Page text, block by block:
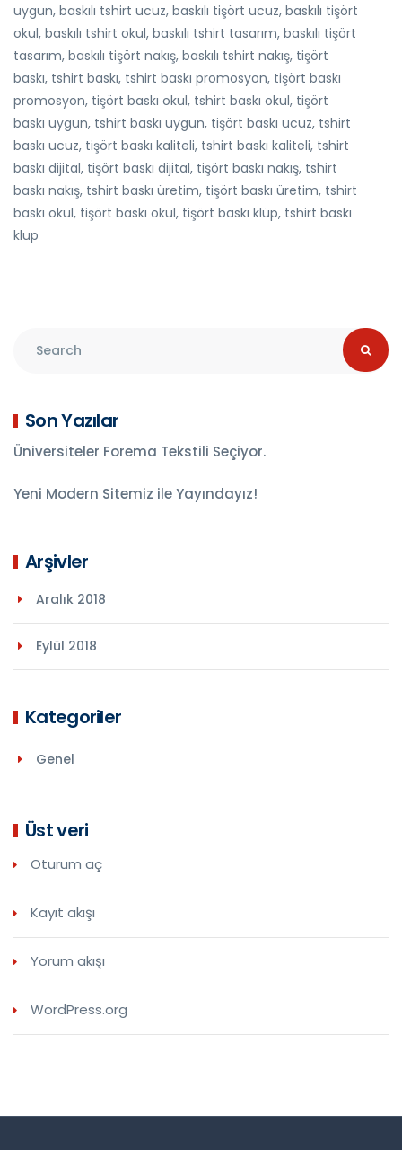
uygun, baskılı tshirt ucuz, baskılı tişört ucuz, baskılı tişört
okul, baskılı tshirt okul, baskılı tshirt tasarım, baskılı tişört
tasarım, baskılı tişört nakış, baskılı tshirt nakış, tişört
baskı, tshirt baskı, tshirt baskı promosyon, tişört baskı
promosyon, tişört baskı okul, tshirt baskı okul, tişört
baskı uygun, tshirt baskı uygun, tişört baskı ucuz, tshirt
baskı ucuz, tişört baskı kaliteli, tshirt baskı kaliteli, tshirt
baskı dijital, tişört baskı dijital, tişört baskı nakış, tshirt
baskı nakış, tshirt baskı üretim, tişört baskı üretim, tshirt
baskı okul, tişört baskı okul, tişört baskı klüp, tshirt baskı
klup
Son Yazılar
Üniversiteler Forema Tekstili Seçiyor.
Yeni Modern Sitemiz ile Yayındayız!
Arşivler
Aralık 2018
Eylül 2018
Kategoriler
Genel
Üst veri
Oturum aç
Kayıt akışı
Yorum akışı
WordPress.org